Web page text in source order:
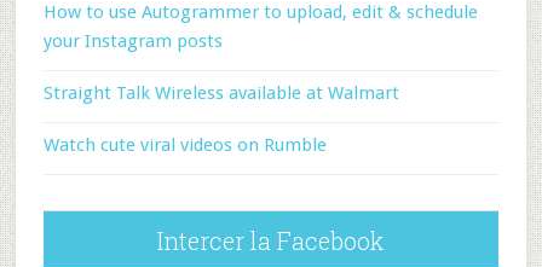
How to use Autogrammer to upload, edit & schedule
your Instagram posts
Straight Talk Wireless available at Walmart
Watch cute viral videos on Rumble
Intercer la Facebook